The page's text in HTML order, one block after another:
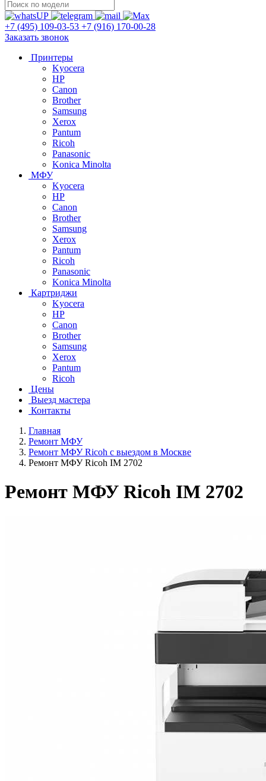
+7 (495) 109-03-53 +7 (916) 170-00-28
Заказать звонок
Принтеры
Kyocera
HP
Canon
Brother
Samsung
Xerox
Pantum
Ricoh
Panasonic
Konica Minolta
МФУ
Kyocera
HP
Canon
Brother
Samsung
Xerox
Pantum
Ricoh
Panasonic
Konica Minolta
Картриджи
Kyocera
HP
Canon
Brother
Samsung
Xerox
Pantum
Ricoh
Цены
Выезд мастера
Контакты
Главная
Ремонт МФУ
Ремонт МФУ Ricoh с выездом в Москве
Ремонт МФУ Ricoh IM 2702
Ремонт МФУ Ricoh IM 2702